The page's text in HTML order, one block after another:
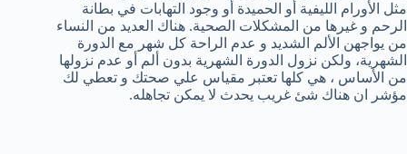
مثل الأورام الليفية أو الحميدة أو وجود التهابات في بطانة
الرحم و غيرها من المشكلات الصحية. هناك العديد من النساء
من يواجهن الألم الشديد و عدم الراحة كل شهر مع الدورة
الشهرية، ولكن نزول الدورة الشهرية بدون ألم أو عدم نزولها
من الأساس ، هي كلها تعتبر مقياس علي صحتك و تعطي لك
مؤشر ان هناك شئ غريب يحدث لا يمكن تجاهله.